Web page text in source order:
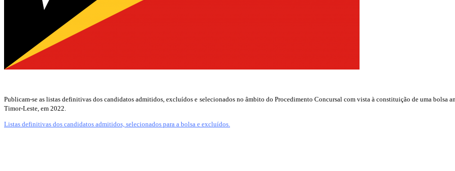
Publicam-se as listas definitivas dos candidatos admitidos, excluídos e selecionados no âmbito do Procedimento Concursal com vista à constituição de uma bolsa
Timor-Leste, em 2022.
Listas definitivas dos candidatos admitidos, selecionados para a bolsa e excluídos.